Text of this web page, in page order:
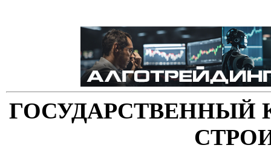
ГОСУДАРСТВЕННЫЙ